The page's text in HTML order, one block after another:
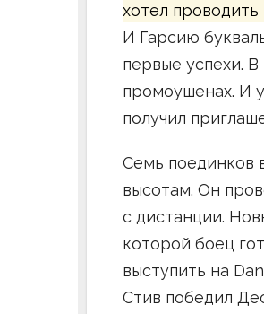
хотел
И Гарсию
первые успехи.
промоушенах. И
получил
Семь поединков
высотам. Он
с дистанции.
которой боец
выступить на
Стив победил